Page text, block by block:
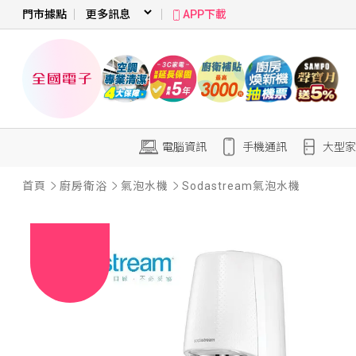
門市據點 APP下載
電腦資訊 手機通訊 大型
首頁 廚房衛浴 氣泡水機 Sodastream氣泡水機